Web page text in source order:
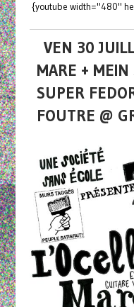
{youtube width="480"
VEN 30
MARE +
SUPER
FOUTRE @